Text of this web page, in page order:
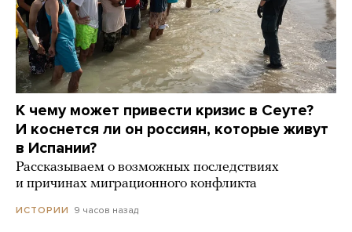
К чему может привести кризис в Сеуте?
И коснется ли он россиян, которые живут
в Испании?
Рассказываем о возможных последствиях
и причинах миграционного конфликта
ИСТОРИИ 9 часов назад